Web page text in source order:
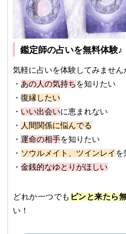
鑑定師の占いを無料体験♪
気軽に占いを体験してみません
・ あの人の気持ち を知りたい
・ 復縁したい
・ いい出会いに恵まれない
・ 人間関係に悩んでる
・ 運命の相手を知りたい
・ ソウルメイト、ツインレイ を
・ 金銭的なゆとりがほしい
どれか一つでも ピンと来たら
い！